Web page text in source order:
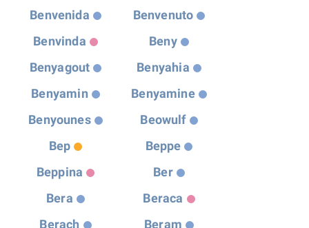
Benvenida
Benvenuto
Benvinda
Beny
Benyagout
Benyahia
Benyamin
Benyamine
Benyounes
Beowulf
Bep
Beppe
Beppina
Ber
Bera
Beraca
Berach
Beram